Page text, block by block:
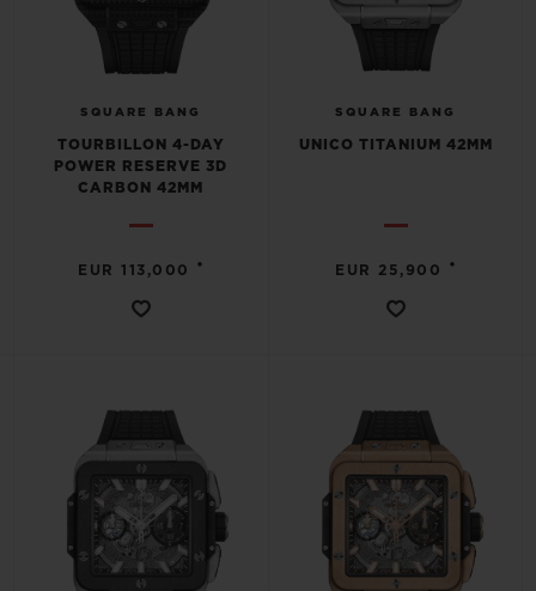
SQUARE BANG
TOURBILLON 4-DAY
POWER RESERVE 3D
CARBON 42MM
EUR 113,000 •
SQUARE BANG
UNICO TITANIUM 42MM
EUR 25,900 •